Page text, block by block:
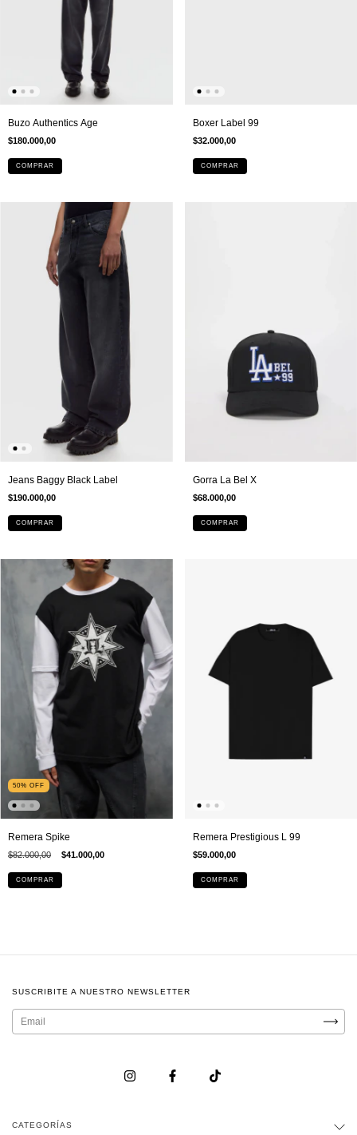
Buzo Authentics Age
$180.000,00
COMPRAR
Boxer Label 99
$32.000,00
COMPRAR
Jeans Baggy Black Label
$190.000,00
COMPRAR
Gorra La Bel X
$68.000,00
COMPRAR
50% OFF
Remera Spike
$82.000,00 $41.000,00
COMPRAR
Remera Prestigious L 99
$59.000,00
COMPRAR
SUSCRIBITE A NUESTRO NEWSLETTER
CATEGORÍAS